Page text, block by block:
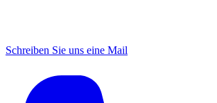
Schreiben Sie uns eine Mail